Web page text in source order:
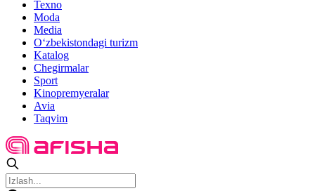
Texno
Moda
Media
O‘zbekistondagi turizm
Katalog
Chegirmalar
Sport
Kinopremyeralar
Avia
Taqvim